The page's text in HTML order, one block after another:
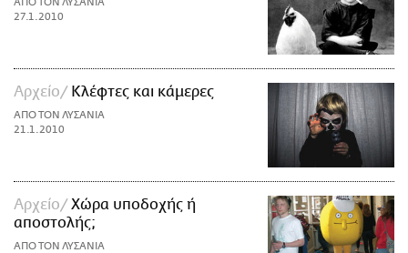
27.1.2010
Αρχείο Κλέφτες και κάμερες
ΑΠΟ ΤΟΝ ΛΥΣΑΝΙΑ
21.1.2010
Αρχείο
Χώρα υποδοχής ή
αποστολής;
ΑΠΟ ΤΟΝ ΛΥΣΑΝΙΑ